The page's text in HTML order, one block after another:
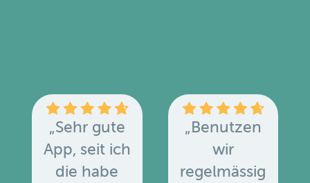
„Sehr gute
App, seit ich
die habe
„Benutzen
wir
regelmässig